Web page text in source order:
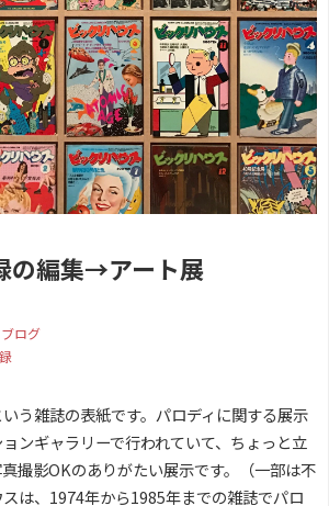
の編集→アート展
ブログ
いう雑誌の表紙です。パロディに関する展示
ンギャラリーで行われていて、ちょっと立
撮影OKのありがたい展示です。（一部は不
は、1974年から1985年までの雑誌でパロ